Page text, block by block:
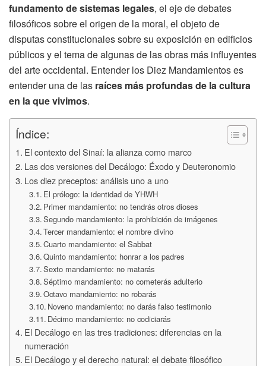
fundamento de sistemas legales, el eje de debates
filosóficos sobre el origen de la moral, el objeto de
disputas constitucionales sobre su exposición en edificios
públicos y el tema de algunas de las obras más influyentes
del arte occidental. Entender los Diez Mandamientos es
entender una de las raíces más profundas de la cultura
en la que vivimos.
Índice:
El contexto del Sinaí: la alianza como marco
Las dos versiones del Decálogo: Éxodo y Deuteronomio
Los diez preceptos: análisis uno a uno
El prólogo: la identidad de YHWH
Primer mandamiento: no tendrás otros dioses
Segundo mandamiento: la prohibición de imágenes
Tercer mandamiento: el nombre divino
Cuarto mandamiento: el Sabbat
Quinto mandamiento: honrar a los padres
Sexto mandamiento: no matarás
Séptimo mandamiento: no cometerás adulterio
Octavo mandamiento: no robarás
Noveno mandamiento: no darás falso testimonio
Décimo mandamiento: no codiciarás
El Decálogo en las tres tradiciones: diferencias en la
numeración
El Decálogo y el derecho natural: el debate filosófico